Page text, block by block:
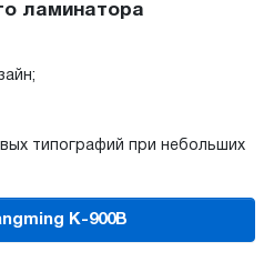
ламинатора
типографий при небольших
K-900B